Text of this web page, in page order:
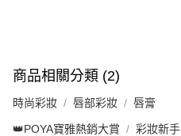
商品相關分類 (2)
時尚彩妝 唇部彩妝 唇膏
👑POYA寶雅熱銷大賞 彩妝新手